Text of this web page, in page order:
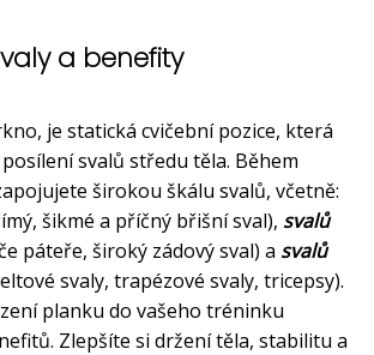
a benefity
je statická cvičební pozice, která
svalů středu těla. Během
širokou škálu svalů, včetně:
šikmé a příčný břišní sval), svalů
páteře, široký zádový sval) a svalů
svaly, trapézové svaly, tricepsy).
planku do vašeho tréninku
Zlepšíte si držení těla, stabilitu a